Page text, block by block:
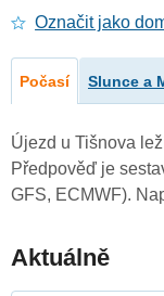
Označit jako
Počasí Slunce a
Újezd u Tišnova
Předpověď je
GFS, ECMWF).
Aktuálně